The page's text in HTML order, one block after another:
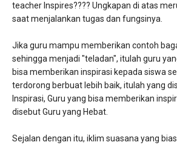
teacher Inspires???? Ungkapan di atas
saat menjalankan tugas dan fungsinya.
Jika guru mampu memberikan contoh
sehingga menjadi "teladan", itulah guru
bisa memberikan inspirasi kepada siswa
terdorong berbuat lebih baik, itulah yang
Inspirasi, Guru yang bisa memberikan
disebut Guru yang Hebat.
Sejalan dengan itu, iklim suasana yang